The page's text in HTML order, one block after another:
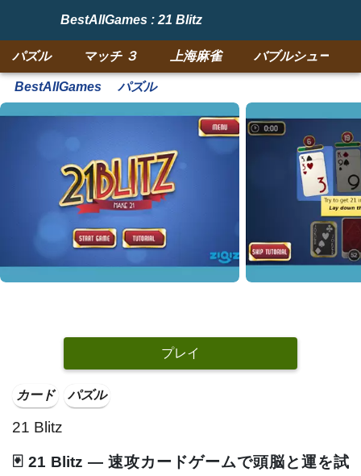
BestAllGames : 21 Blitz
パズル マッチ ３ 上海麻雀 バブルシューター
BestAllGames パズル
プレイ
カード パズル
21 Blitz
🃏 21 Blitz — 速攻カードゲームで頭脳と運を試